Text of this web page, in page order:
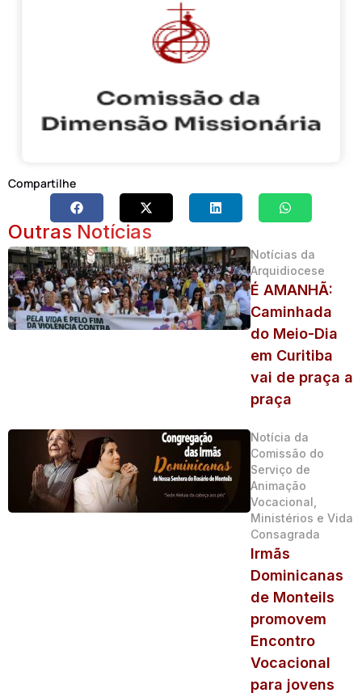
Compartilhe
Outras Notícias
Notícias da
Arquidiocese
É AMANHÃ:
Caminhada
do Meio-Dia
em Curitiba
vai de praça a
praça
Notícia da
Comissão do
Serviço de
Animação
Vocacional,
Ministérios e Vida
Consagrada
Irmãs
Dominicanas
de Monteils
promovem
Encontro
Vocacional
para jovens